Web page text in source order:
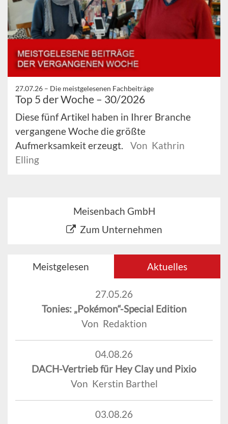
27.07.26 – Die meistgelesenen Fachbeiträge
Top 5 der Woche – 30/2026
Diese fünf Artikel haben in Ihrer Branche
vergangene Woche die größte
Aufmerksamkeit erzeugt.
Von Kathrin
Elling
Meisenbach GmbH
Zum Unternehmen
Meistgelesen Aktuelles
27.05.26
Tonies: „Pokémon“-Special Edition
Von Redaktion
04.08.26
DACH-Vertrieb für Hey Clay und Pixio
Von Kerstin Barthel
03.08.26